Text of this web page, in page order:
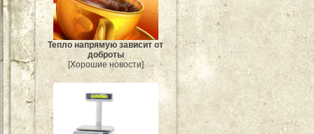
Тепло напрямую зависит от
доброты
[Хорошие новости]